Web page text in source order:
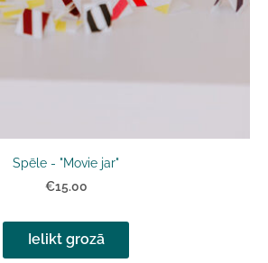
Spēle - "Movie jar"
€15.00
Ielikt grozā